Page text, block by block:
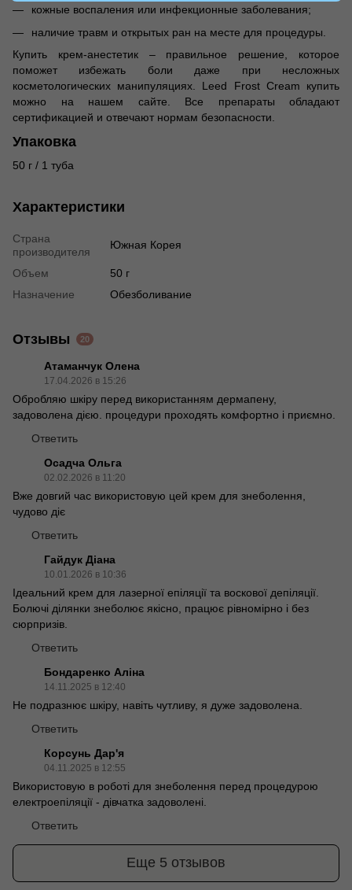
кожные воспаления или инфекционные заболевания;
наличие травм и открытых ран на месте для процедуры.
Купить крем-анестетик – правильное решение, которое
поможет избежать боли даже при несложных
косметологических манипуляциях. Leed Frost Cream купить
можно на нашем сайте. Все препараты обладают
сертификацией и отвечают нормам безопасности.
Упаковка
50 г / 1 туба
Характеристики
Страна
производителя
Южная Корея
Объем
50 г
Назначение
Обезболивание
Отзывы 20
Атаманчук Олена
17.04.2026 в 15:26
Обробляю шкіру перед використанням дермапену,
задоволена дією. процедури проходять комфортно і приємно.
Ответить
Осадча Ольга
02.02.2026 в 11:20
Вже довгий час використовую цей крем для знеболення,
чудово діє
Ответить
Гайдук Діана
10.01.2026 в 10:36
Ідеальний крем для лазерної епіляції та воскової депіляції.
Болючі ділянки знеболює якісно, працює рівномірно і без
сюрпризів.
Ответить
Бондаренко Аліна
14.11.2025 в 12:40
Не подразнює шкіру, навіть чутливу, я дуже задоволена.
Ответить
Корсунь Дар'я
04.11.2025 в 12:55
Використовую в роботі для знеболення перед процедурою
електроепіляції - дівчатка задоволені.
Ответить
Еще 5 отзывов